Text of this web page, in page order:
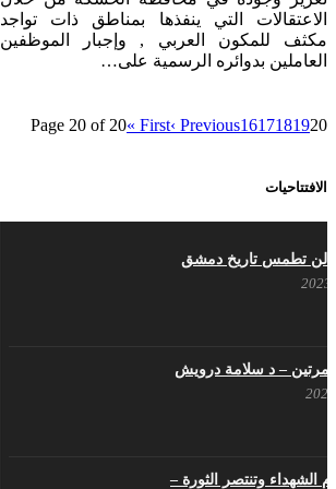
الاعتقالات التي ينفذها بمناطق ذات تواجد
مكثف للمكون العربي , وإجبار الموظفين
العاملين بدوائره الرسمية على…
Page 20 of 20« First‹ Previous1617181920
الافتتاحيات
لن تطمس تاريخ دمشق
مرتين – د سلامة درويش
الشهداء وتنتصر الثورة –